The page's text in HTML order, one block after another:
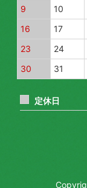
人参
大根
アスパラ
9
10
16
17
23
24
30
31
定休日